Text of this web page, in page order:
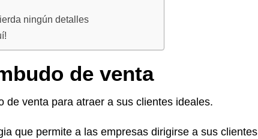
ningún detalles
de venta
de venta para atraer a sus clientes ideales.
que permite a las empresas dirigirse a sus clientes